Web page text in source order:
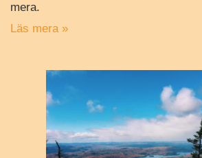
mera.
Läs mera »